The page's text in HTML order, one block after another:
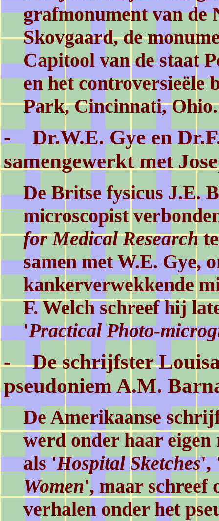
grafmonument van de
Skovgaard, de
Capitool van de staat
en het controversieële
Park, Cincinnati, Ohio.
- Dr.W.E. Gye en
samengewerkt met
De Britse fysicus J.E.
microscopist
for Medical Research
samen met W.E. Gye,
kankerverwekkende
F. Welch schreef hij
'Practical Photo-
- De schrijfster
pseudoniem A.M.
De Amerikaanse
werd onder haar eigen
als 'Hospital Sketches',
Women', maar schreef
verhalen onder het